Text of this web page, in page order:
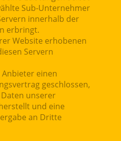
Sub-Unternehmer
innerhalb der
erbringt.
Website erhobenen
Servern
einen
geschlossen,
unserer
und eine
an Dritte